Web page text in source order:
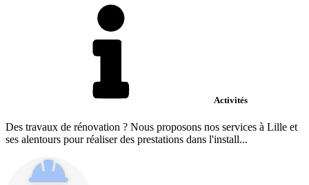
Activités
Des travaux de rénovation ? Nous proposons nos services à Lille et
ses alentours pour réaliser des prestations dans l'install...